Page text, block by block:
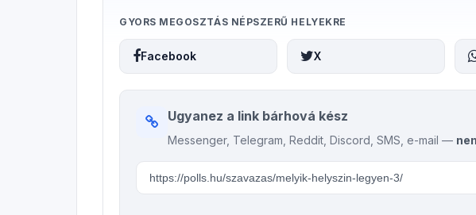
GYORS MEGOSZTÁS NÉPSZERŰ HELYEKRE
Facebook X
Ugyanez a link bárhová kész
Messenger, Telegram, Reddit, Discord, SMS, e-mail —
Szavazás közvetlen linkje